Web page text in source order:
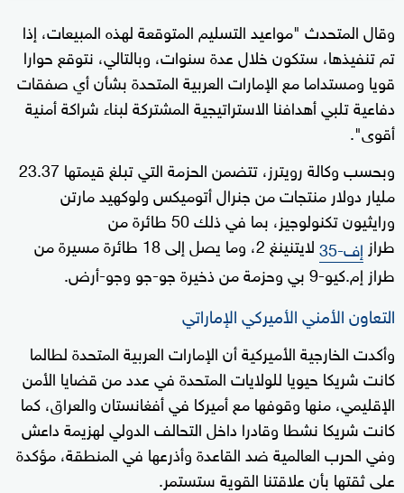
وقال المتحدث "مواعيد التسليم المتوقعة لهذه المبيعات، إذا
تم تنفيذها، ستكون خلال عدة سنوات، وبالتالي، نتوقع حوارا
قويا ومستداما مع الإمارات العربية المتحدة بشأن أي صفقات
دفاعية تلبي أهدافنا الاستراتيجية المشتركة لبناء شراكة أمنية
أقوى".
وبحسب وكالة رويترز، تتضمن الحزمة التي تبلغ قيمتها 23.37
مليار دولار منتجات من جنرال أتوميكس ولوكهيد مارتن
ورايثيون تكنولوجيز، بما في ذلك 50 طائرة من
طراز إف-35
لايتنينغ 2، وما يصل إلى 18 طائرة مسيرة من
طراز إم.كيو-9 بي وحزمة من ذخيرة جو-جو وجو-أرض.
التعاون الأمني ​​الأميركي الإماراتي
وأكدت الخارجية الأميركية أن الإمارات العربية المتحدة لطالما
كانت شريكا حيويا للولايات المتحدة في عدد من قضايا الأمن
الإقليمي، منها وقوفها مع أميركا في أفغانستان والعراق، كما
كانت شريكا نشطا وقادرا داخل التحالف الدولي لهزيمة داعش
وفي الحرب العالمية ضد القاعدة وأذرعها في المنطقة، مؤكدة
على ثقتها بأن علاقتنا القوية ستستمر.